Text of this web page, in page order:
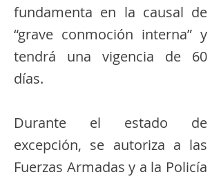
fundamenta en la causal de
“grave conmoción interna” y
tendrá una vigencia de 60
días.
Durante el estado de
excepción, se autoriza a las
Fuerzas Armadas y a la Policía